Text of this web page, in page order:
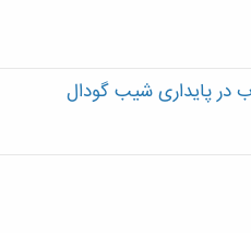
در پایداری شیب گودال